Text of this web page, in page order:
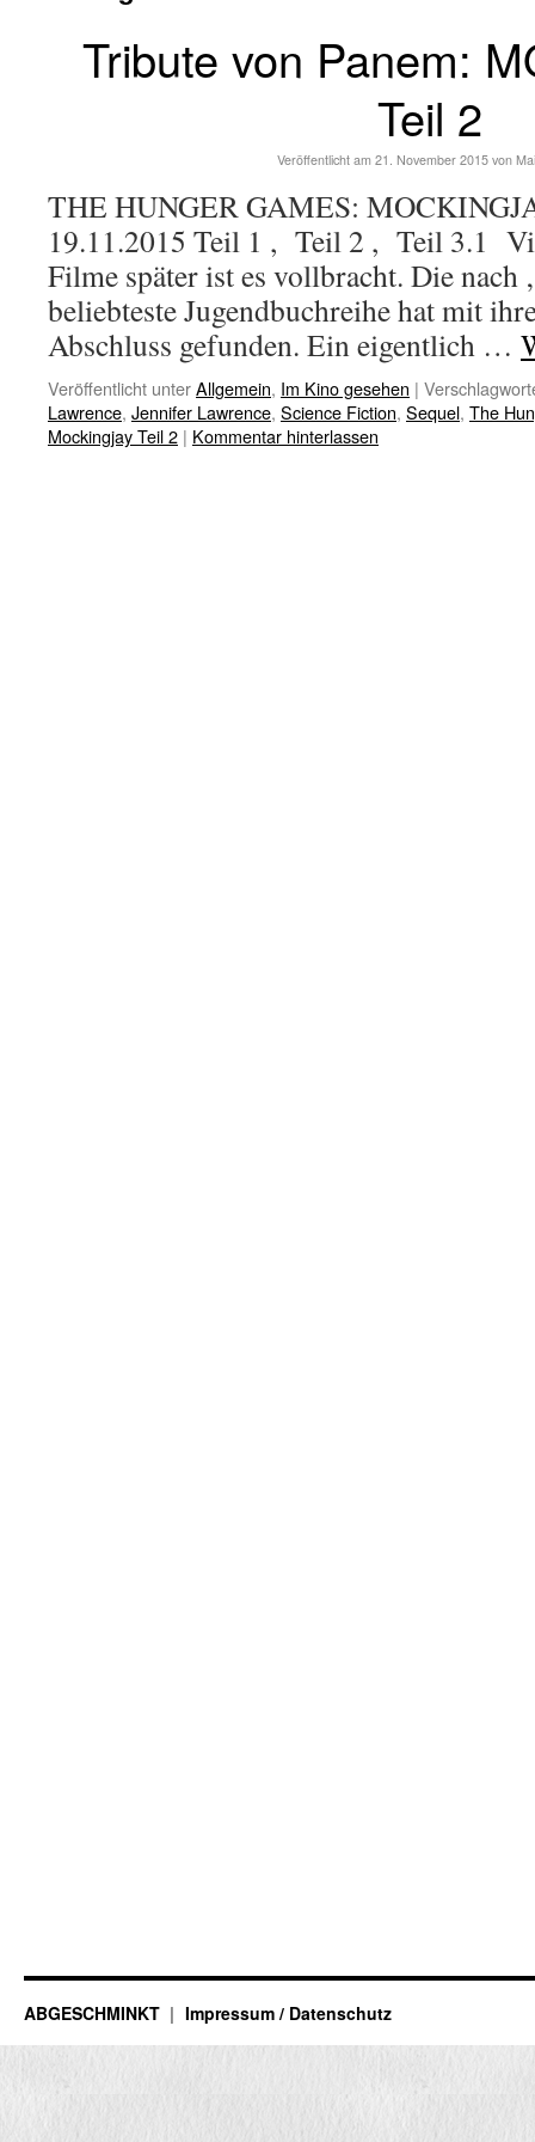
Tribute von Panem:
Teil 2
Veröffentlicht am 21. November 2015 von
THE HUNGER GAMES:
19.11.2015 Teil 1 , Teil 2 , Teil 3.1
Filme später ist es vollbracht. Die nach
beliebteste Jugendbuchreihe hat mit
Abschluss gefunden. Ein eigentlich …
Veröffentlicht unterAllgemein, Im Kino gesehen |
Lawrence, Jennifer Lawrence, Science Fiction, Sequel, The
Mockingjay Teil 2 | Kommentar hinterlassen
ABGESCHMINKT Impressum / Datenschutz